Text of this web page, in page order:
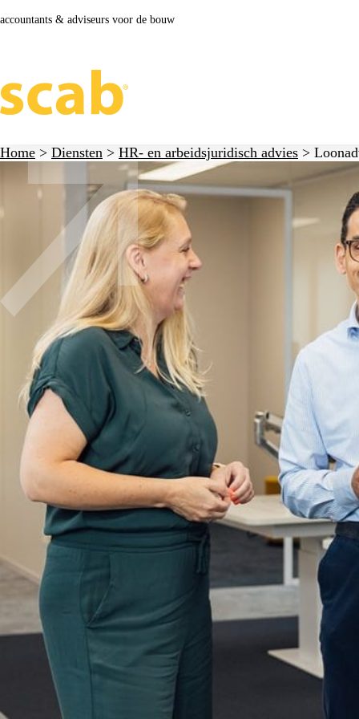
accountants & adviseurs voor de bouw
Home > Diensten > HR- en arbeidsjuridisch advies >